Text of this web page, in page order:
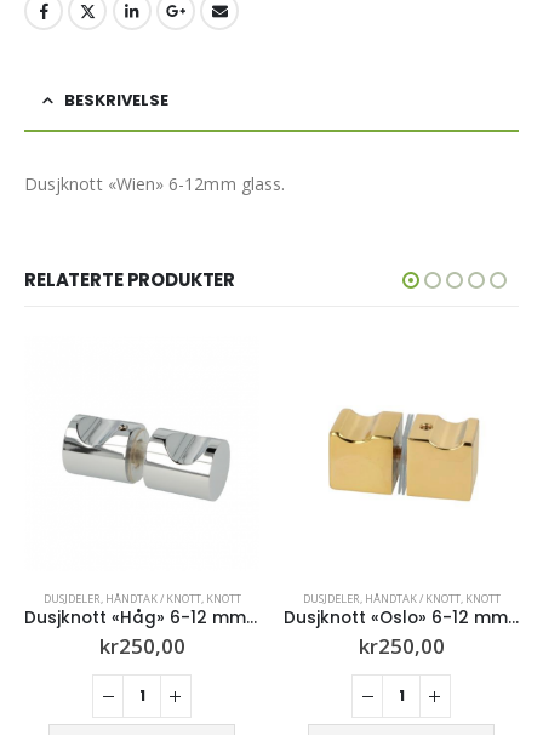
BESKRIVELSE
Dusjknott «Wien» 6-12mm glass.
RELATERTE PRODUKTER
DUSJDELER ,HÅNDTAK / KNOTT ,KNOTT
Dusjknott «Oslo» 6-12 mm glass (Gull)
kr250,00
DUSJDELER,DUSJHENGSLER,PRO DUSJHENGSLER
Pro dusjhengsel senter 8-10mm glass (Børstet stål)
kr990,00